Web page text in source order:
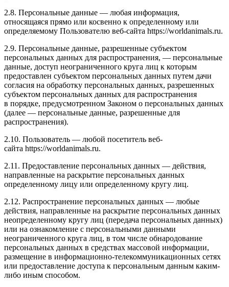
2.8. Персональные данные — любая информация,
относящаяся прямо или косвенно к определенному или
определяемому Пользователю веб-сайта https://worldanimals.ru.
2.9. Персональные данные, разрешенные субъектом
персональных данных для распространения, — персональные
данные, доступ неограниченного круга лиц к которым
предоставлен субъектом персональных данных путем дачи
согласия на обработку персональных данных, разрешенных
субъектом персональных данных для распространения
в порядке, предусмотренном Законом о персональных данных
(далее — персональные данные, разрешенные для
распространения).
2.10. Пользователь — любой посетитель веб-
сайта https://worldanimals.ru.
2.11. Предоставление персональных данных — действия,
направленные на раскрытие персональных данных
определенному лицу или определенному кругу лиц.
2.12. Распространение персональных данных — любые
действия, направленные на раскрытие персональных данных
неопределенному кругу лиц (передача персональных данных)
или на ознакомление с персональными данными
неограниченного круга лиц, в том числе обнародование
персональных данных в средствах массовой информации,
размещение в информационно-телекоммуникационных сетях
или предоставление доступа к персональным данным каким-
либо иным способом.